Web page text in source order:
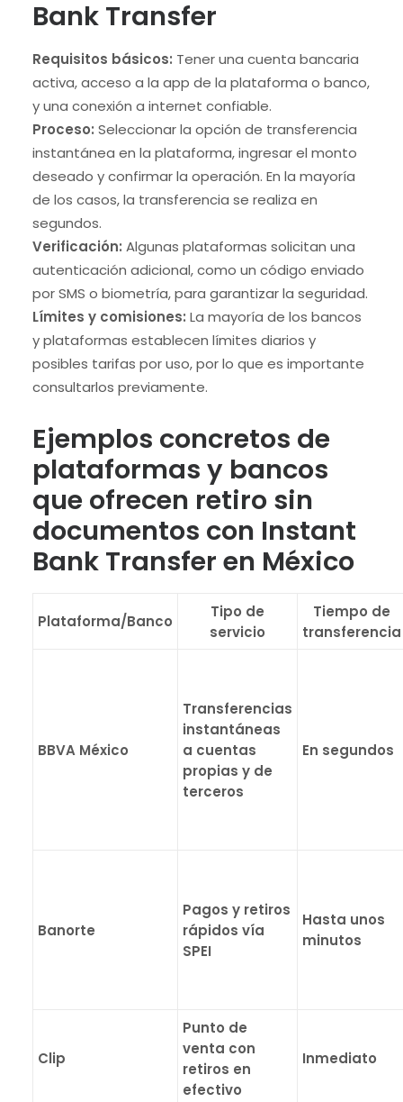
Bank Transfer
Requisitos básicos: Tener una cuenta bancaria
activa, acceso a la app de la plataforma o banco,
y una conexión a internet confiable.
Proceso: Seleccionar la opción de transferencia
instantánea en la plataforma, ingresar el monto
deseado y confirmar la operación. En la mayoría
de los casos, la transferencia se realiza en
segundos.
Verificación: Algunas plataformas solicitan una
autenticación adicional, como un código enviado
por SMS o biometría, para garantizar la seguridad.
Límites y comisiones: La mayoría de los bancos
y plataformas establecen límites diarios y
posibles tarifas por uso, por lo que es importante
consultarlos previamente.
Ejemplos concretos de
plataformas y bancos
que ofrecen retiro sin
documentos con Instant
Bank Transfer en México
Plataforma/Banco
Tipo de
servicio
Tiempo de
transferencia
BBVA México
Transferencias
instantáneas
a cuentas
propias y de
terceros
En segundos
Banorte
Pagos y retiros
rápidos vía
SPEI
Hasta unos
minutos
Clip
Punto de
venta con
retiros en
efectivo
Inmediato